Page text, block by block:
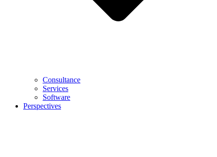
Consultance
Services
Software
Perspectives